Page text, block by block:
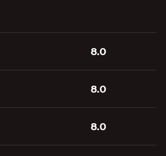
8.0
8.0
8.0